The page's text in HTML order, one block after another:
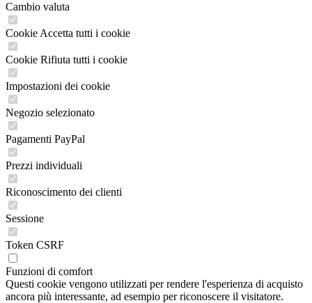
Cambio valuta
Cookie Accetta tutti i cookie
Cookie Rifiuta tutti i cookie
Impostazioni dei cookie
Negozio selezionato
Pagamenti PayPal
Prezzi individuali
Riconoscimento dei clienti
Sessione
Token CSRF
Funzioni di comfort
Questi cookie vengono utilizzati per rendere l'esperienza di acquisto
ancora più interessante, ad esempio per riconoscere il visitatore.